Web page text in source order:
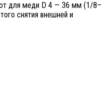
от для меди D 4 — 36 мм (1/8–
снятия внешней и